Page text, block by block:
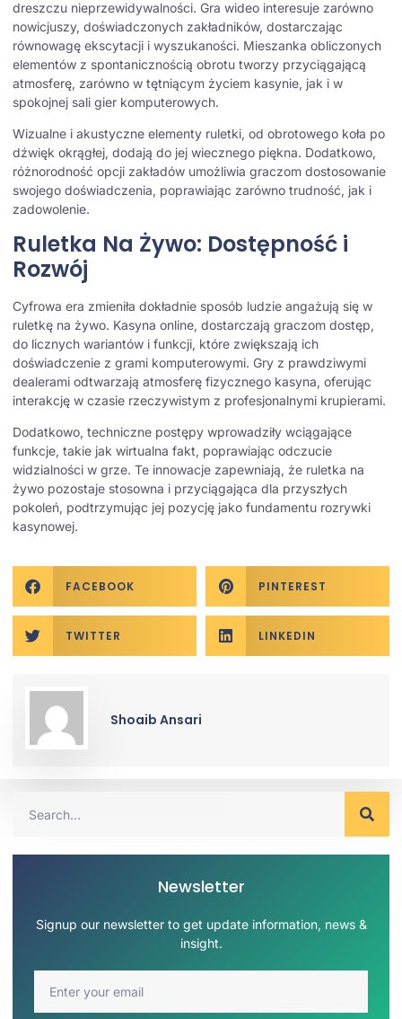
dreszczu nieprzewidywalności. Gra wideo interesuje zarówno
nowicjuszy, doświadczonych zakładników, dostarczając
równowagę ekscytacji i wyszukaności. Mieszanka obliczonych
elementów z spontanicznością obrotu tworzy przyciągającą
atmosferę, zarówno w tętniącym życiem kasynie, jak i w
spokojnej sali gier komputerowych.
Wizualne i akustyczne elementy ruletki, od obrotowego koła po
dźwięk okrągłej, dodają do jej wiecznego piękna. Dodatkowo,
różnorodność opcji zakładów umożliwia graczom dostosowanie
swojego doświadczenia, poprawiając zarówno trudność, jak i
zadowolenie.
Ruletka Na Żywo: Dostępność i
Rozwój
Cyfrowa era zmieniła dokładnie sposób ludzie angażują się w
ruletkę na żywo. Kasyna online, dostarczają graczom dostęp,
do licznych wariantów i funkcji, które zwiększają ich
doświadczenie z grami komputerowymi. Gry z prawdziwymi
dealerami odtwarzają atmosferę fizycznego kasyna, oferując
interakcję w czasie rzeczywistym z profesjonalnymi krupierami.
Dodatkowo, techniczne postępy wprowadziły wciągające
funkcje, takie jak wirtualna fakt, poprawiając odczucie
widzialności w grze. Te innowacje zapewniają, że ruletka na
żywo pozostaje stosowna i przyciągająca dla przyszłych
pokoleń, podtrzymując jej pozycję jako fundamentu rozrywki
kasynowej.
FACEBOOK PINTEREST
TWITTER LINKEDIN
Shoaib Ansari
Newsletter
Signup our newsletter to get update information, news &
insight.